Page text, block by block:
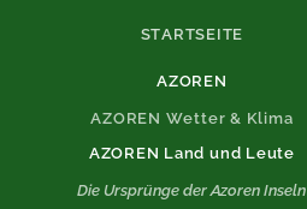
STARTSEITE
AZOREN
AZOREN Wetter & Klima
AZOREN Land und Leute
Die Ursprünge der Azoren Inseln